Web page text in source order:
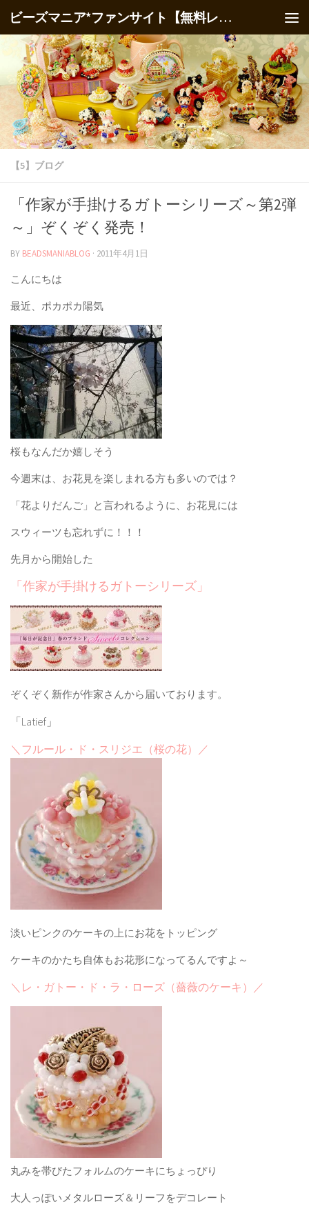
ビーズマニア*ファンサイト【無料レシピ】
【5】ブログ
「作家が手掛けるガトーシリーズ～第2弾
～」ぞくぞく発売！
BY BEADSMANIABLOG · 2011年4月1日
こんにちは
最近、ポカポカ陽気
桜もなんだか嬉しそう
今週末は、お花見を楽しまれる方も多いのでは？
「花よりだんご」と言われるように、お花見には
スウィーツも忘れずに！！！
先月から開始した
「作家が手掛けるガトーシリーズ」
ぞくぞく新作が作家さんから届いております。
「Latief」
＼フルール・ド・スリジエ（桜の花）／
淡いピンクのケーキの上にお花をトッピング
ケーキのかたち自体もお花形になってるんですよ～
＼レ・ガトー・ド・ラ・ローズ（薔薇のケーキ）／
丸みを帯びたフォルムのケーキにちょっぴり
大人っぽいメタルローズ＆リーフをデコレート